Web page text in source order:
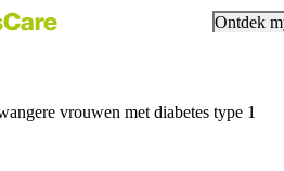
Ontdek
vrouwen met diabetes type 1